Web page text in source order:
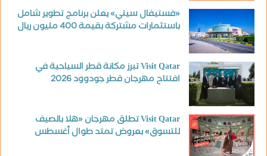
«فستيفال سيتي» يعلن برنامج تطوير شامل
باستثمارات مشتركة بقيمة 400 مليون ريال
Visit Qatar تبرز مكانة قطر السياحية في
افتتاح مهرجان قطر جودوود 2026
Visit Qatar تطلق مهرجان «هلا بالصيف
للتسوق» بعروض تمتد طوال أغسطس